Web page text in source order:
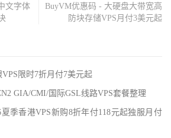
文字体
BuyVM优惠码 - 大硬盘大带宽高
防块存储VPS月付3美元起
限时7折月付7美元起
GIA/CMI/国际GSL线路VPS套餐整理
季香港VPS新购8折年付118元起独服月付